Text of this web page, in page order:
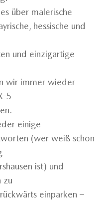
über malerische
hessische und
und einzigartige
wir immer wieder
5
einige
(wer weiß schon
ist) und
zu
einparken –